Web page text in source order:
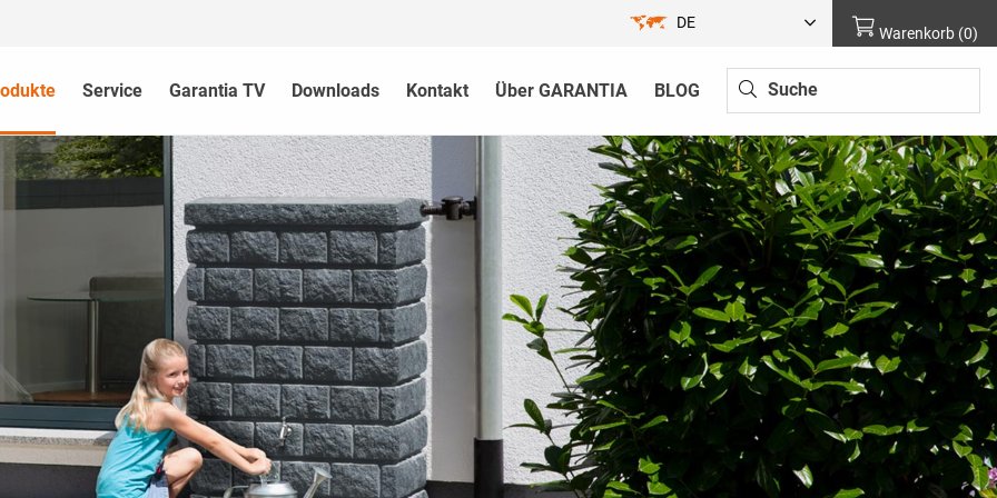
Warenkorb (0)
DE
Service Garantia TV Downloads Kontakt Über GARANTIA BLOG